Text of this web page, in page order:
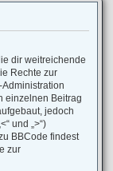
dir weitreichende
Rechte zur
einzelnen Beitrag
jedoch
und „>“)
BBCode findest
zur